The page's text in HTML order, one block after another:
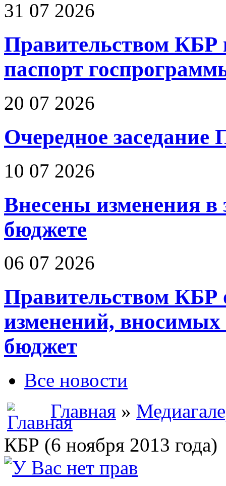
31 07 2026
Правительством КБР
паспорт
20 07 2026
Очередное
10 07 2026
Внесены изменения в
бюджете
06 07 2026
Правительством КБР
изменений, вносимых
бюджет
Все новости
Главная »
КБР (6 ноября 2013 года)